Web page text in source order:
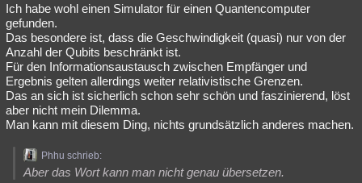
Ich habe wohl einen Simulator für einen Quantencomputer
gefunden.
Das besondere ist, dass die Geschwindigkeit (quasi) nur von der
Anzahl der Qubits beschränkt ist.
Für den Informationsaustausch zwischen Empfänger und
Ergebnis gelten allerdings weiter relativistische Grenzen.
Das an sich ist sicherlich schon sehr schön und faszinierend, löst
aber nicht mein Dilemma.
Man kann mit diesem Ding, nichts grundsätzlich anderes machen.
Phhu schrieb:
Aber das Wort kann man nicht genau übersetzen.